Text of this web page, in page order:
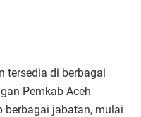
tersedia di berbagai
Pemkab Aceh
berbagai jabatan, mulai